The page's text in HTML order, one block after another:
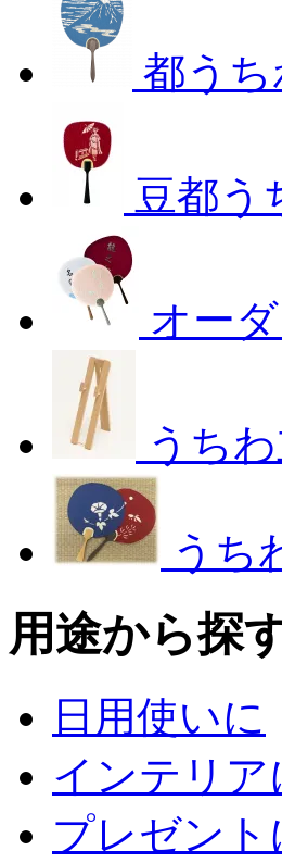
都うち
豆都う
オー
うち
うち
用途から探
日用使いに
インテリ
プレゼント